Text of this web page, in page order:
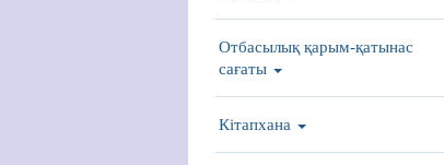
Отбасылық қарым-қатынас
сағаты
Кітапхана